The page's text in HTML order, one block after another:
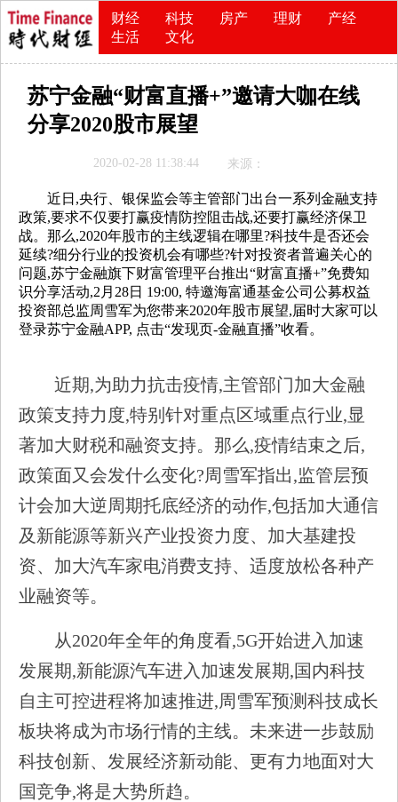
财经 科技 房产 理财
产经
生活
文化
苏宁金融“财富直播+”邀请大咖在线
分享2020股市展望
2020-02-28 11:38:44 来源：
近日,央行、银保监会等主管部门出台一系列金融支持
政策,要求不仅要打赢疫情防控阻击战,还要打赢经济保卫
战。那么,2020年股市的主线逻辑在哪里?科技牛是否还会
延续?细分行业的投资机会有哪些?针对投资者普遍关心的
问题,苏宁金融旗下财富管理平台推出“财富直播+”免费知
识分享活动,2月28日 19:00, 特邀海富通基金公司公募权益
投资部总监周雪军为您带来2020年股市展望,届时大家可以
登录苏宁金融APP, 点击“发现页-金融直播”收看。
近期,为助力抗击疫情,主管部门加大金融
政策支持力度,特别针对重点区域重点行业,显
著加大财税和融资支持。那么,疫情结束之后,
政策面又会发什么变化?周雪军指出,监管层预
计会加大逆周期托底经济的动作,包括加大通信
及新能源等新兴产业投资力度、加大基建投
资、加大汽车家电消费支持、适度放松各种产
业融资等。
从2020年全年的角度看,5G开始进入加速
发展期,新能源汽车进入加速发展期,国内科技
自主可控进程将加速推进,周雪军预测科技成长
板块将成为市场行情的主线。未来进一步鼓励
科技创新、发展经济新动能、更有力地面对大
国竞争,将是大势所趋。